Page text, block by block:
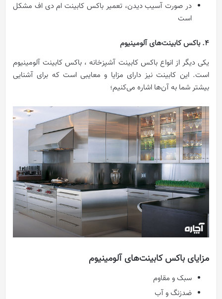
در صورت آسیب دیدن، تعمیر باکس کابینت ام ‌دی‌ اف مشکل
است
4. باکس کابینت‌های آلومینیوم
یکی دیگر از انواع باکس کابینت آشپزخانه ، باکس کابینت آلومینیوم
است. این کابینت نیز دارای مزایا و معایبی است که برای آشنایی
بیشتر شما به آن‌ها اشاره می‌کنیم؛
مزایای باکس کابینت‌های آلومینیوم
سبک و مقاوم
ضدزنگ و آب